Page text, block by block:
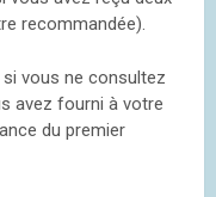
recommandée).
vous ne consultez
avez fourni à votre
du premier